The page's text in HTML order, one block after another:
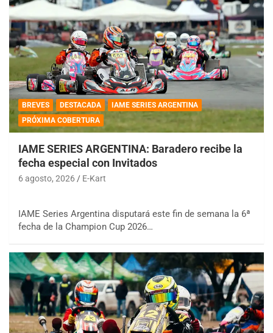
BREVES DESTACADA
IAME SERIES ARGENTINA
PRÓXIMA COBERTURA
IAME SERIES ARGENTINA: Baradero recibe la
fecha especial con Invitados
6 agosto, 2026 E-Kart
IAME Series Argentina disputará este fin de semana la 6ª
fecha de la Champion Cup 2026…